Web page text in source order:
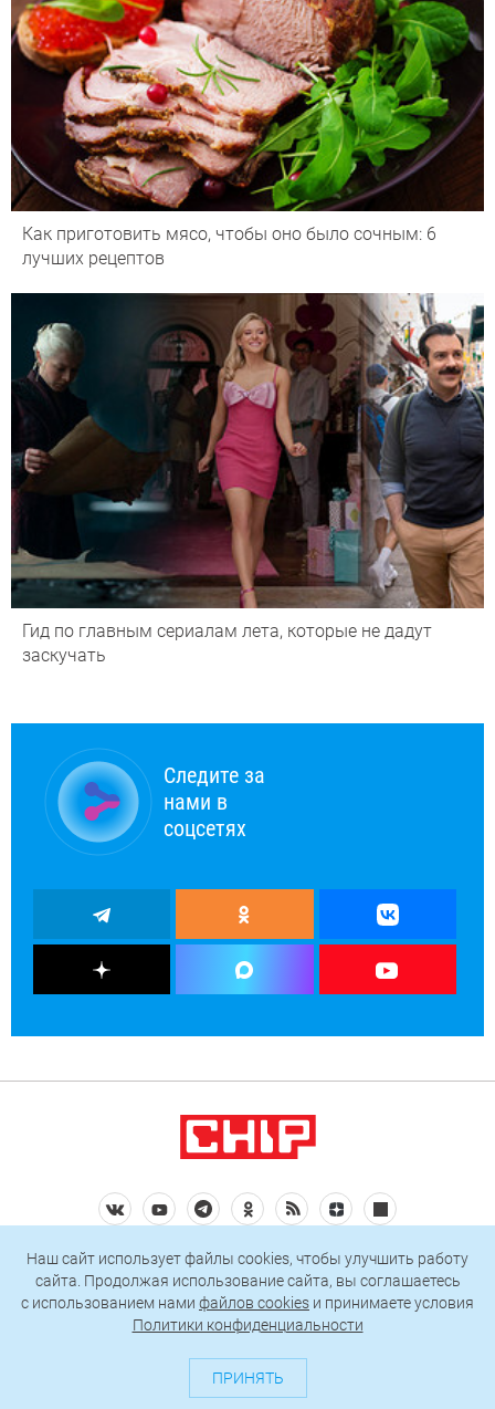
Как приготовить мясо, чтобы оно было сочным: 6
лучших рецептов
Гид по главным сериалам лета, которые не дадут
заскучать
Следите за
нами в
соцсетях
О проекте Генератор QR-кодов Редакция
Реклама
Пользовательское соглашение
Политика конфиденциальности
© 2026 АО «БКМ», ОГРН 1027739494584, ИНН 7705056238
Наш сайт использует файлы cookies, чтобы улучшить работу
сайта. Продолжая использование сайта, вы соглашаетесь
c использованием нами файлов cookies и принимаете условия
Политики конфиденциальности
ПРИНЯТЬ